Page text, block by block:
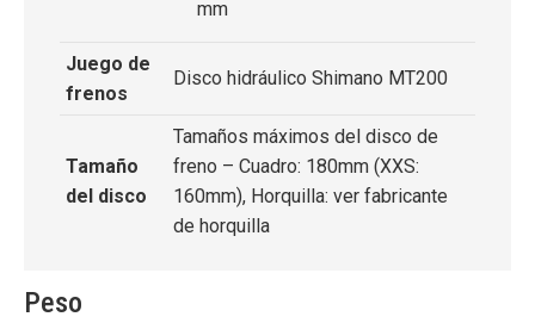
mm
Juego de
frenos
Disco hidráulico Shimano MT200
Tamaño
del disco
Tamaños máximos del disco de
freno – Cuadro: 180mm (XXS:
160mm), Horquilla: ver fabricante
de horquilla
Peso